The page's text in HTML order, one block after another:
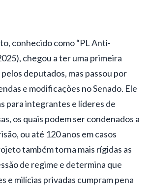
conhecido como “PL Anti-
chegou a ter uma primeira
deputados, mas passou por
e modificações no Senado. Ele
para integrantes e líderes de
os quais podem ser condenados a
ou até 120 anos em casos
também torna mais rígidas as
de regime e determina que
e milícias privadas cumpram pena